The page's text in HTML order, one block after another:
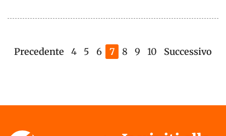
Precedente 4 5 6 7 8 9 10 Successivo